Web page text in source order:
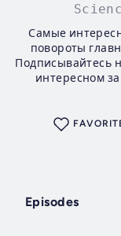
Самые
повороты
Подписывайтесь
интересном
Episodes